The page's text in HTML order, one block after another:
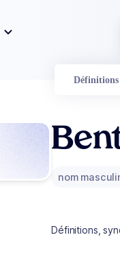
Définitions
nom
Définitions,